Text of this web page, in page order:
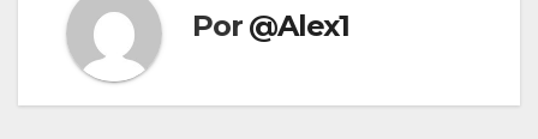
Por @Alex1